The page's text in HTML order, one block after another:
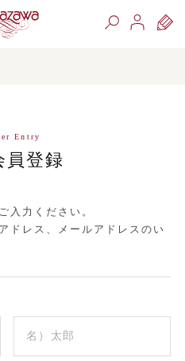
Entry
員登録
入力ください。
ドレス、メールアドレスのい